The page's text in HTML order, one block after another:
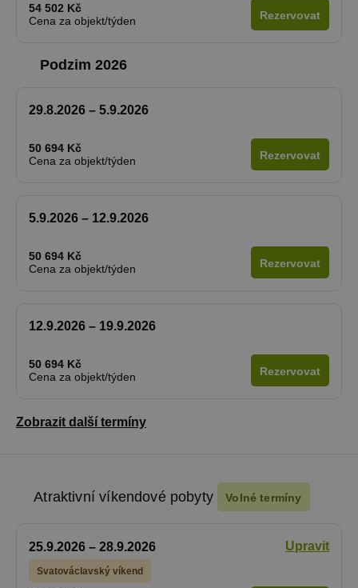
54 502 Kč
Cena za objekt/týden
Rezervovat
Podzim 2026
29.8.2026 – 5.9.2026
50 694 Kč
Cena za objekt/týden
Rezervovat
5.9.2026 – 12.9.2026
50 694 Kč
Cena za objekt/týden
Rezervovat
12.9.2026 – 19.9.2026
50 694 Kč
Cena za objekt/týden
Rezervovat
Zobrazit další termíny
Atraktivní víkendové pobyty Volné termíny
25.9.2026 – 28.9.2026 Upravit
Svatováclavský víkend